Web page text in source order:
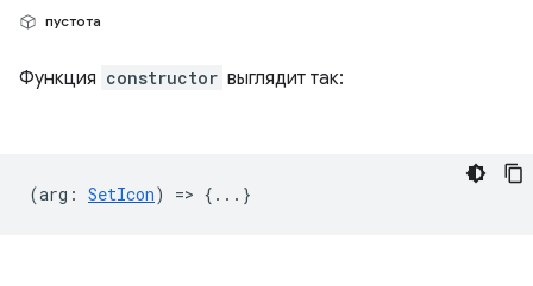
пустота
Функция constructor выглядит так:
(arg : SetIcon) => {...}